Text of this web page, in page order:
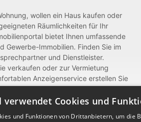
wollen ein Haus kaufen oder
Räumlichkeiten für Ihr
bietet Ihnen umfassende
Gewerbe-Immobilien. Finden Sie im
und Dienstleister.
verkaufen oder zur Vermietung
Anzeigenservice erstellen Sie
aussagekräftige Anzeigen. Als
Dienstleister rund um Bau und
verwendet Cookies und
und Funktionen von Drittanbietern, um